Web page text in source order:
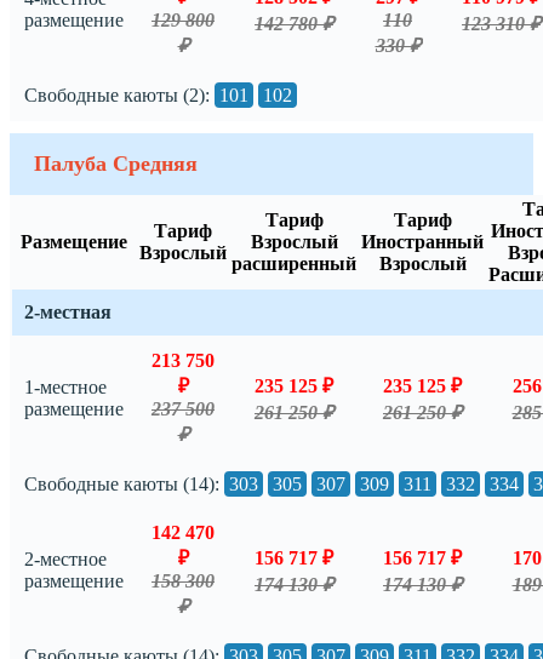
размещение
129 800
₽
142 780 ₽
110
330 ₽
123 310 ₽
Свободные каюты (2): 101 102
Палуба Средняя
Размещение
Тариф
Взрослый
Тариф
Взрослый
расширенный
Тариф
Иностранный
Взрослый
2-местная
1-местное
размещение
213 750
₽
237 500
₽
235 125 ₽
261 250 ₽
235 125 ₽
261 250 ₽
Свободные каюты (14): 303 305 307 309 311 332 334
2-местное
размещение
142 470
₽
158 300
₽
156 717 ₽
174 130 ₽
156 717 ₽
174 130 ₽